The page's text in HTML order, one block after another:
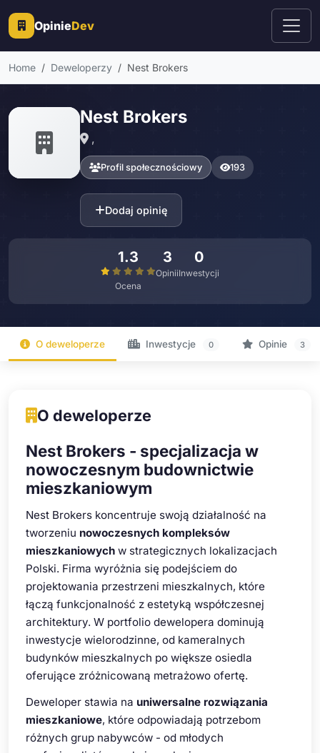
OpinieDev
Home Deweloperzy Nest Brokers
Nest Brokers
,
Profil społecznościowy 193
Dodaj opinię
1.3
Ocena
3
Opinii
0
Inwestycji
O deweloperze Inwestycje 0 Opinie 3
O deweloperze
Nest Brokers - specjalizacja w
nowoczesnym budownictwie
mieszkaniowym
Nest Brokers koncentruje swoją działalność na
tworzeniu nowoczesnych kompleksów
mieszkaniowych w strategicznych lokalizacjach
Polski. Firma wyróżnia się podejściem do
projektowania przestrzeni mieszkalnych, które
łączą funkcjonalność z estetyką współczesnej
architektury. W portfolio dewelopera dominują
inwestycje wielorodzinne, od kameralnych
budynków mieszkalnych po większe osiedla
oferujące zróżnicowaną metrażowo ofertę.
Deweloper stawia na uniwersalne rozwiązania
mieszkaniowe, które odpowiadają potrzebom
różnych grup nabywców - od młodych